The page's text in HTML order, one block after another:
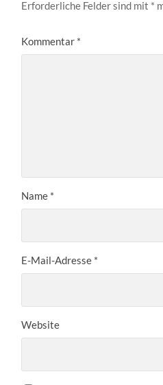
Erforderliche Felder sind mit *
Kommentar *
Name *
E-Mail-Adresse *
Website